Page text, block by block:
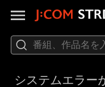
システムエラー